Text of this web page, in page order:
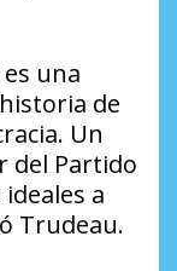
una
de
Un
del Partido
a
Trudeau.